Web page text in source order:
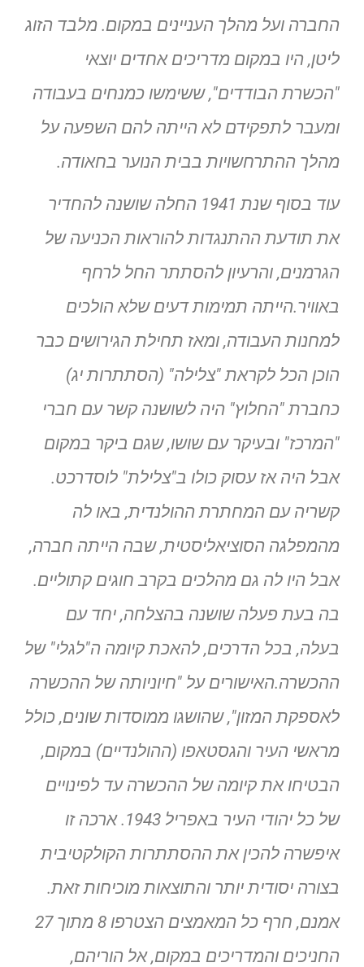
החברה ועל מהלך העניינים במקום. מלבד הזוג
ליטן, היו במקום מדריכים אחדים יוצאי
"הכשרת הבודדים", ששימשו כמנחים בעבודה
ומעבר לתפקידם לא הייתה להם השפעה על
מהלך ההתרחשויות בבית הנוער בחאודה.
עוד בסוף שנת 1941 החלה שושנה להחדיר
את תודעת ההתנגדות להוראות הכניעה של
הגרמנים, והרעיון להסתתר החל לרחף
באוויר.הייתה תמימות דעים שלא הולכים
למחנות העבודה, ומאז תחילת הגירושים כבר
הוכן הכל לקראת "צלילה" (הסתתרות יג)
כחברת "החלוץ" היה לשושנה קשר עם חברי
"המרכז" ובעיקר עם שושו, שגם ביקר במקום
אבל היה אז עסוק כולו ב"צלילת" לוסדרכט.
קשריה עם המחתרת ההולנדית, באו לה
מהמפלגה הסוציאליסטית, שבה הייתה חברה,
אבל היו לה גם מהלכים בקרב חוגים קתוליים.
בה בעת פעלה שושנה בהצלחה, יחד עם
בעלה, בכל הדרכים, להאכת קיומה ה"לגלי" של
ההכשרה.האישורים על "חיוניותה של ההכשרה
לאספקת המזון", שהושגו ממוסדות שונים, כולל
מראשי העיר והגסטאפו (ההולנדיים) במקום,
הבטיחו את קיומה של ההכשרה עד לפינויים
של כל יהודי העיר באפריל 1943. ארכה זו
איפשרה להכין את ההסתתרות הקולקטיבית
בצורה יסודית יותר והתוצאות מוכיחות זאת.
אמנם, חרף כל המאמצים הצטרפו 8 מתוך 27
החניכים והמדריכים במקום, אל הוריהם,